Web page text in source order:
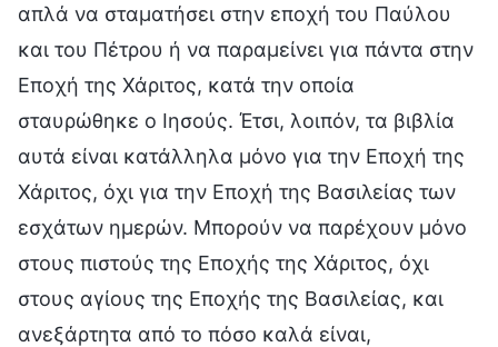
απλά να σταματήσει στην εποχή του Παύλου
και του Πέτρου ή να παραμείνει για πάντα στην
Εποχή της Χάριτος, κατά την οποία
σταυρώθηκε ο Ιησούς. Έτσι, λοιπόν, τα βιβλία
αυτά είναι κατάλληλα μόνο για την Εποχή της
Χάριτος, όχι για την Εποχή της Βασιλείας των
εσχάτων ημερών. Μπορούν να παρέχουν μόνο
στους πιστούς της Εποχής της Χάριτος, όχι
στους αγίους της Εποχής της Βασιλείας, και
ανεξάρτητα από το πόσο καλά είναι,